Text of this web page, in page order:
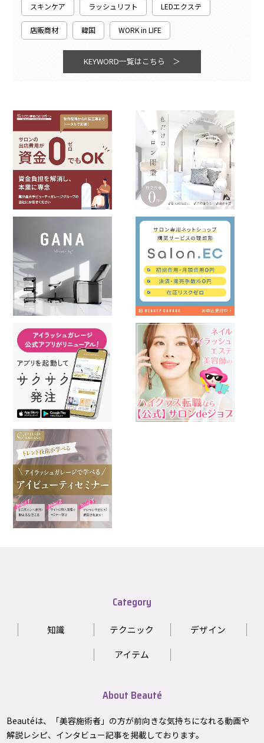
スキンケア ラッシュリフト LEDエクステ
店販商材 韓国 WORK in LIFE
KEYWORD一覧はこちら
Category
知識 テクニック デザイン
アイテム
About Beauté
Beautéは、「美容施術者」の方が前向きな気持ちになれる動画や
解説レシピ、インタビュー記事を掲載しております。